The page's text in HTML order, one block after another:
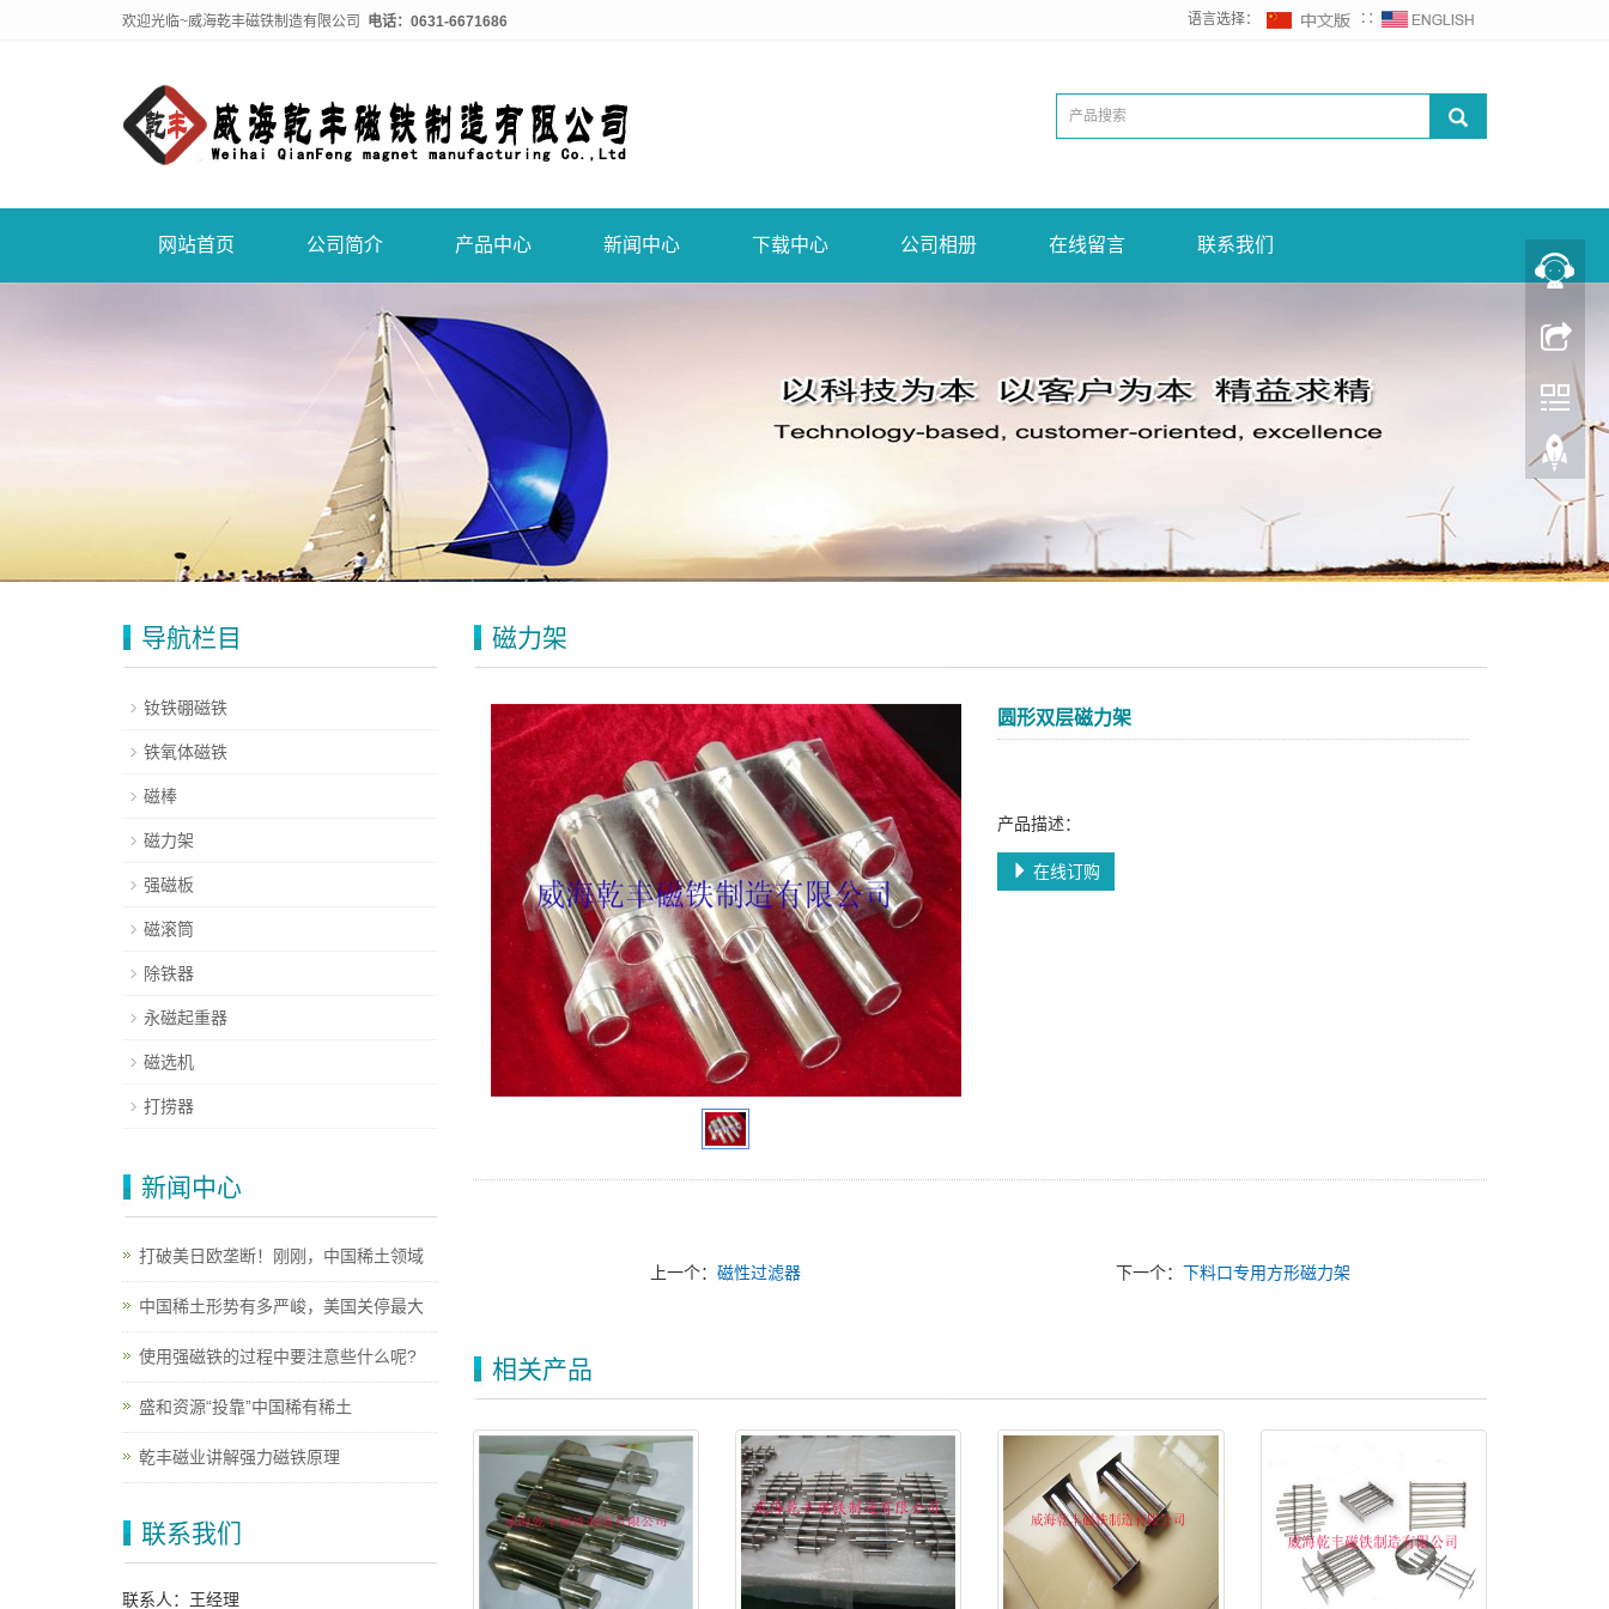
欢迎光临~威海乾丰磁铁制造有限公司 电话：0631-6671686 语言选择： ∷
网站首页 公司简介 产品中心 新闻中心 下载中心 公司相册 在线留言 联系我们
磁力架
圆形双层磁力架
产品描述：
在线订购
上一个：磁性过滤器 下一个：下料口专用方形磁力架
相关产品
导航栏目
钕铁硼磁铁
铁氧体磁铁
磁棒
磁力架
强磁板
磁滚筒
除铁器
永磁起重器
磁选机
打捞器
新闻中心
打破美日欧垄断！刚刚，中国稀土领域
中国稀土形势有多严峻，美国关停最大
使用强磁铁的过程中要注意些什么呢?
盛和资源“投靠”中国稀有稀土
乾丰磁业讲解强力磁铁原理
联系我们
联系人：王经理